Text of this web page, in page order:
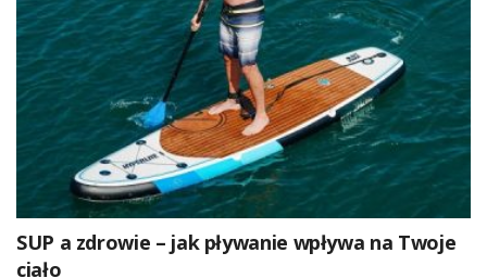
SUP a zdrowie – jak pływanie wpływa na Twoje
ciało